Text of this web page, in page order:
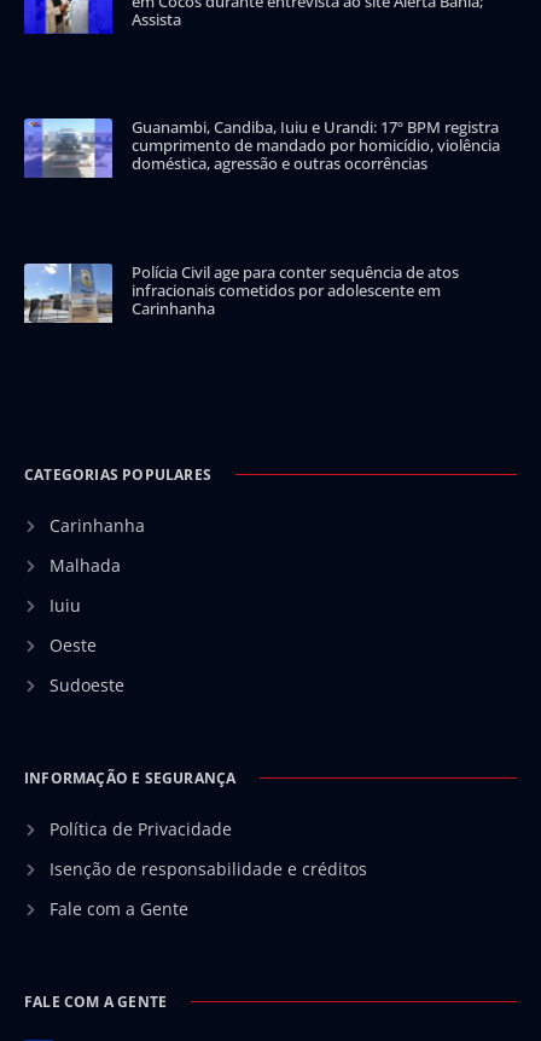
Assista
Guanambi, Candiba, Iuiu e Urandi: 17º BPM registra
cumprimento de mandado por homicídio, violência
doméstica, agressão e outras ocorrências
Polícia Civil age para conter sequência de atos
infracionais cometidos por adolescente em
Carinhanha
CATEGORIAS POPULARES
Carinhanha
Malhada
Iuiu
Oeste
Sudoeste
INFORMAÇÃO E SEGURANÇA
Política de Privacidade
Isenção de responsabilidade e créditos
Fale com a Gente
FALE COM A GENTE